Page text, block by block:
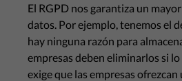
El RGPD nos garantiza un
datos. Por ejemplo, tenemos el
hay ninguna razón para
empresas deben eliminarlos si
exige que las empresas